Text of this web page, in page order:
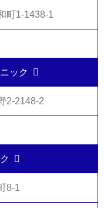
町1-1438-1
ック
2-2148-2
8-1